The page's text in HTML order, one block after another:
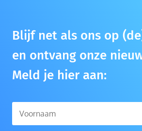
Blijf net als ons op
en ontvang onze
Meld je hier aan: